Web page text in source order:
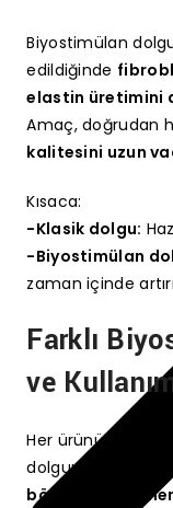
Biyostimülan
edildiğinde
elastin üretimini
Amaç, doğrudan
kalitesini uzun
Kısaca:
-Klasik dolgu:
-Biyostimülan
zaman içinde
Farklı
ve
Her ürünün içeriği
dolgunun tercih
bölge ve